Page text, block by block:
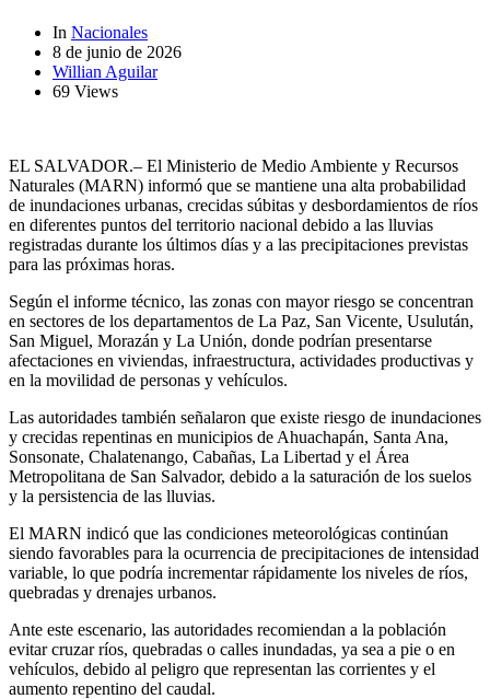
In Nacionales
8 de junio de 2026
Willian Aguilar
69 Views
EL SALVADOR.– El Ministerio de Medio Ambiente y Recursos
Naturales (MARN) informó que se mantiene una alta probabilidad
de inundaciones urbanas, crecidas súbitas y desbordamientos de ríos
en diferentes puntos del territorio nacional debido a las lluvias
registradas durante los últimos días y a las precipitaciones previstas
para las próximas horas.
Según el informe técnico, las zonas con mayor riesgo se concentran
en sectores de los departamentos de La Paz, San Vicente, Usulután,
San Miguel, Morazán y La Unión, donde podrían presentarse
afectaciones en viviendas, infraestructura, actividades productivas y
en la movilidad de personas y vehículos.
Las autoridades también señalaron que existe riesgo de inundaciones
y crecidas repentinas en municipios de Ahuachapán, Santa Ana,
Sonsonate, Chalatenango, Cabañas, La Libertad y el Área
Metropolitana de San Salvador, debido a la saturación de los suelos
y la persistencia de las lluvias.
El MARN indicó que las condiciones meteorológicas continúan
siendo favorables para la ocurrencia de precipitaciones de intensidad
variable, lo que podría incrementar rápidamente los niveles de ríos,
quebradas y drenajes urbanos.
Ante este escenario, las autoridades recomiendan a la población
evitar cruzar ríos, quebradas o calles inundadas, ya sea a pie o en
vehículos, debido al peligro que representan las corrientes y el
aumento repentino del caudal.